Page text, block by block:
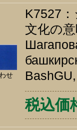
せ
K7527
文化の
税込価